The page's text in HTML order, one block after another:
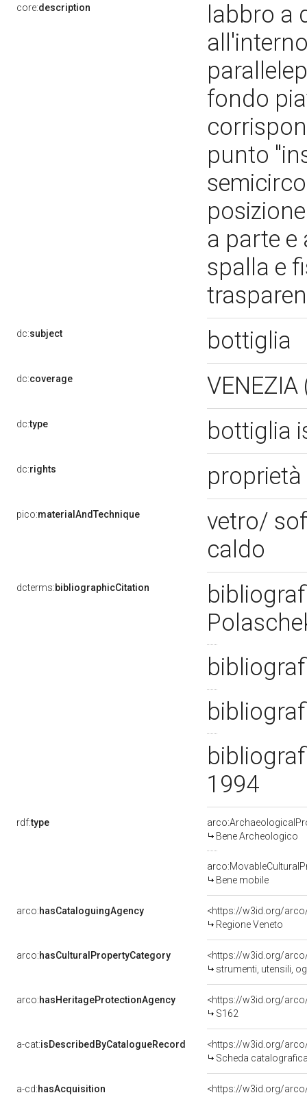
core:description
labbro a
fondo
punto
a parte
spalla e
dc:subject bottiglia
dc:coverage
dc:type bottiglia
dc:rights
pico:materialAndTechnique
vetro/
caldo
dcterms:bibliographicCitation
1994
rdf:type
Bene Archeologico
Bene mobile
arco:hasCataloguingAgency
<https://w3id.org/
Regione Veneto
arco:hasCulturalPropertyCategory
strumenti, utensili,
arco:hasHeritageProtectionAgency
<https://w3id.org/
S162
a-cat:isDescribedByCatalogueRecord
<https://w3id.org/
Scheda
a-cd:hasAcquisition <https://w3id.org/